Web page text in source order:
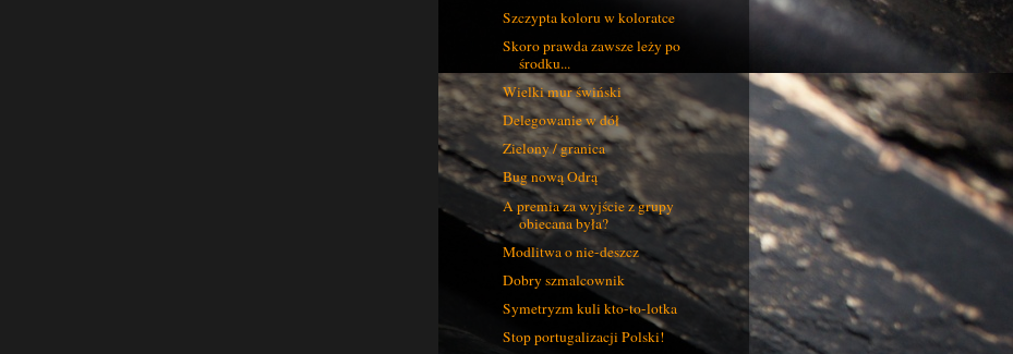
Szczypta koloru w koloratce
Skoro prawda zawsze leży po
środku...
Wielki mur świński
Delegowanie w dół
Zielony / granica
Bug nową Odrą
A premia za wyjście z grupy
obiecana była?
Modlitwa o nie-deszcz
Dobry szmalcownik
Symetryzm kuli kto-to-lotka
Stop portugalizacji Polski!